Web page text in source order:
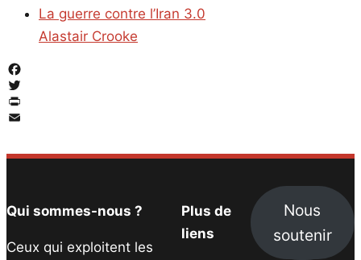
La guerre contre l’Iran 3.0
Alastair Crooke
Facebook
Twitter
PrintFriendly
Qui sommes-nous ?
Ceux qui exploitent les
Plus de
liens
Nous
soutenir